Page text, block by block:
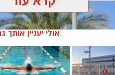
אולי יעניין אותך